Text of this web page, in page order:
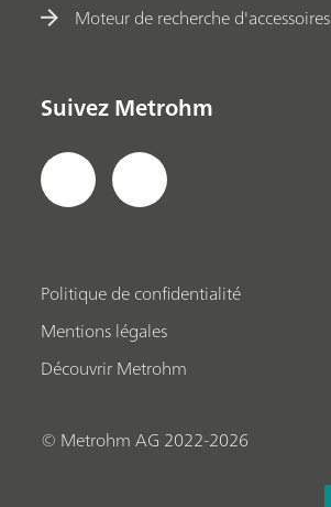
Moteur de recherche d'accessoires
Suivez Metrohm
Politique de confidentialité
Mentions légales
Découvrir Metrohm
© Metrohm AG 2022-2026